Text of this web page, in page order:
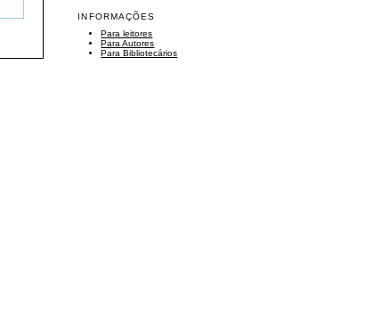
INFORMAÇÕES
Para leitores
Para Autores
Para Bibliotecários